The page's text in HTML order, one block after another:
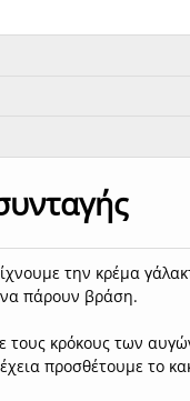
την κρέμα
πάρουν βράση.
τους κρόκους των
προσθέτουμε το